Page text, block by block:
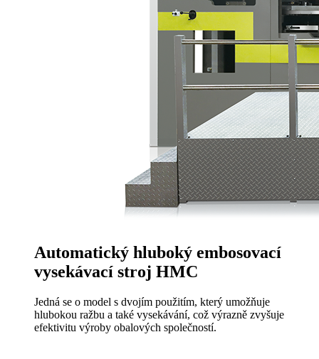
Automatický hluboký embosovací
vysekávací stroj HMC
Jedná se o model s dvojím použitím, který umožňuje
hlubokou ražbu a také vysekávání, což výrazně zvyšuje
efektivitu výroby obalových společností.